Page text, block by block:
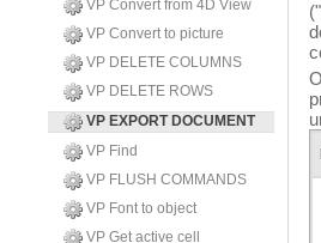
VP Convert from 4D View
VP Convert to picture
VP DELETE COLUMNS
VP DELETE ROWS
VP EXPORT DOCUMENT
VP Find
VP FLUSH COMMANDS
VP Font to object
VP Get active cell